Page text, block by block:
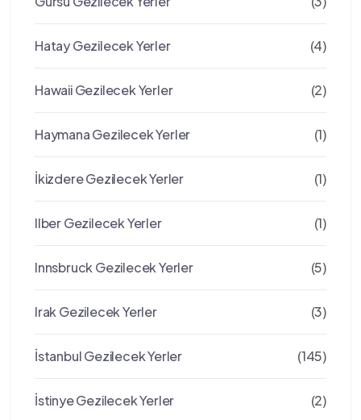
Hatay Gezilecek Yerler (4)
Hawaii Gezilecek Yerler (2)
Haymana Gezilecek Yerler (1)
İkizdere Gezilecek Yerler (1)
Ilber Gezilecek Yerler (1)
Innsbruck Gezilecek Yerler (5)
Irak Gezilecek Yerler (3)
İstanbul Gezilecek Yerler (145)
İstinye Gezilecek Yerler (2)